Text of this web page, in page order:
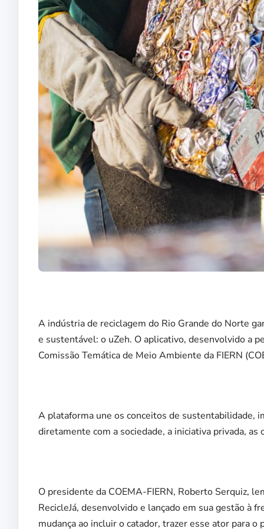
A indústria de reciclagem do Rio Grande do Norte
e sustentável: o uZeh. O aplicativo, desenvolvido a
Comissão Temática de Meio Ambiente da FIERN
A plataforma une os conceitos de sustentabilidade,
diretamente com a sociedade, a iniciativa privada,
O presidente da COEMA-FIERN, Roberto Serquiz,
RecicleJá, desenvolvido e lançado em sua gestão à
mudança ao incluir o catador, trazer esse ator para